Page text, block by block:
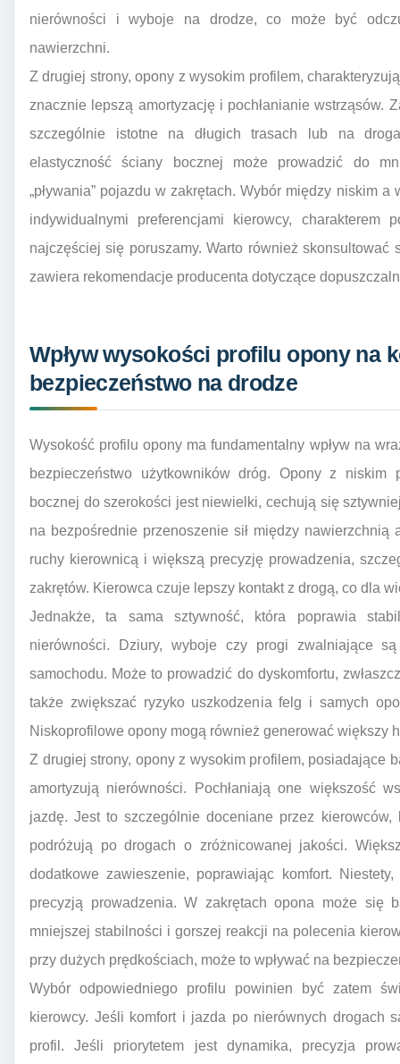
nierówności i wyboje na drodze, co może być
nawierzchni.
Z drugiej strony, opony z wysokim profilem,
znacznie lepszą amortyzację i pochłanianie wstrząsów.
szczególnie istotne na długich trasach lub na
elastyczność ściany bocznej może prowadzić do
„pływania” pojazdu w zakrętach. Wybór między niskim
indywidualnymi preferencjami kierowcy,
najczęściej się poruszamy. Warto również skonsultować
zawiera rekomendacje producenta dotyczące
Wpływ wysokości profilu opony na
bezpieczeństwo na drodze
Wysokość profilu opony ma fundamentalny wpływ na
bezpieczeństwo użytkowników dróg. Opony z niskim
bocznej do szerokości jest niewielki, cechują się
na bezpośrednie przenoszenie sił między
ruchy kierownicą i większą precyzję prowadzenia,
zakrętów. Kierowca czuje lepszy kontakt z drogą, co dla
Jednakże, ta sama sztywność, która poprawia
nierówności. Dziury, wyboje czy progi zwalniające
samochodu. Może to prowadzić do dyskomfortu,
także zwiększać ryzyko uszkodzenia felg i samych
Niskoprofilowe opony mogą również generować większy
Z drugiej strony, opony z wysokim profilem, posiadające
amortyzują nierówności. Pochłaniają one większość
jazdę. Jest to szczególnie doceniane przez
podróżują po drogach o zróżnicowanej jakości.
dodatkowe zawieszenie, poprawiając komfort.
precyzją prowadzenia. W zakrętach opona może się
mniejszej stabilności i gorszej reakcji na polecenia
przy dużych prędkościach, może to wpływać na
Wybór odpowiedniego profilu powinien być zatem
kierowcy. Jeśli komfort i jazda po nierównych drogach
profil. Jeśli priorytetem jest dynamika, precyzja